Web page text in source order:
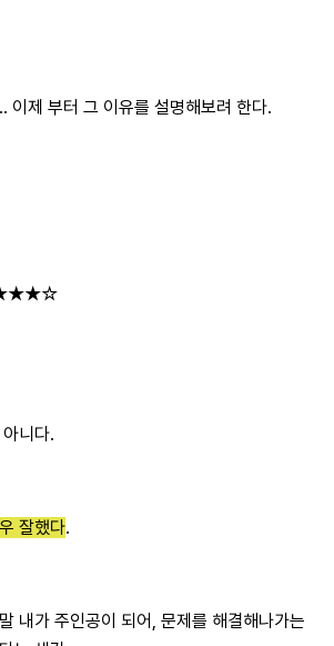
이제 부터 그 이유를 설명해보려 한다.
니다.
잘했다.
내가 주인공이 되어, 문제를 해결해나가는